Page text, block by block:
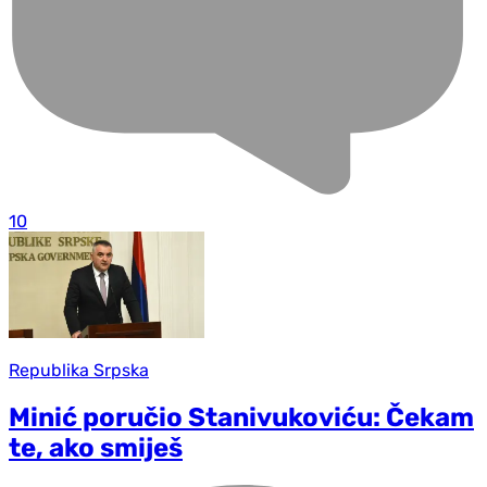
10
Republika Srpska
Minić poručio Stanivukoviću: Čekam
te, ako smiješ